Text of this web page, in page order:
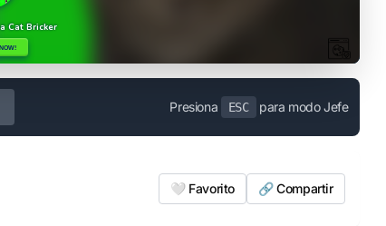
Presiona ESC para modo Jefe
🤍 Favorito 🔗 Compartir